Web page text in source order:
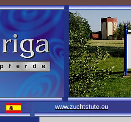
www.zuchtstute.eu